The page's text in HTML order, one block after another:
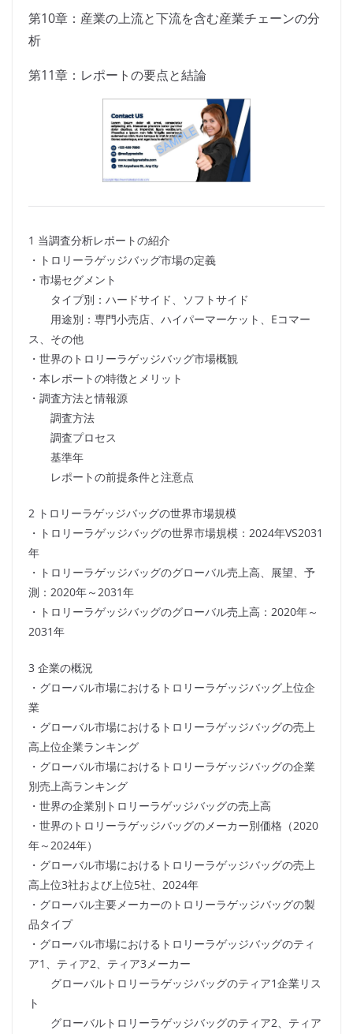
第10章：産業の上流と下流を含む産業チェーンの分
析
第11章：レポートの要点と結論
1 当調査分析レポートの紹介
・トロリーラゲッジバッグ市場の定義
・市場セグメント
タイプ別：ハードサイド、ソフトサイド
用途別：専門小売店、ハイパーマーケット、Eコマー
ス、その他
・世界のトロリーラゲッジバッグ市場概観
・本レポートの特徴とメリット
・調査方法と情報源
調査方法
調査プロセス
基準年
レポートの前提条件と注意点
2 トロリーラゲッジバッグの世界市場規模
・トロリーラゲッジバッグの世界市場規模：2024年VS2031
年
・トロリーラゲッジバッグのグローバル売上高、展望、予
測：2020年～2031年
・トロリーラゲッジバッグのグローバル売上高：2020年～
2031年
3 企業の概況
・グローバル市場におけるトロリーラゲッジバッグ上位企
業
・グローバル市場におけるトロリーラゲッジバッグの売上
高上位企業ランキング
・グローバル市場におけるトロリーラゲッジバッグの企業
別売上高ランキング
・世界の企業別トロリーラゲッジバッグの売上高
・世界のトロリーラゲッジバッグのメーカー別価格（2020
年～2024年）
・グローバル市場におけるトロリーラゲッジバッグの売上
高上位3社および上位5社、2024年
・グローバル主要メーカーのトロリーラゲッジバッグの製
品タイプ
・グローバル市場におけるトロリーラゲッジバッグのティ
ア1、ティア2、ティア3メーカー
グローバルトロリーラゲッジバッグのティア1企業リス
ト
グローバルトロリーラゲッジバッグのティア2、ティア